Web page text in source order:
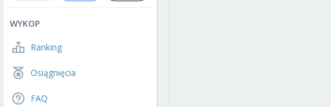
WYKOP
Ranking
Osiągnięcia
FAQ